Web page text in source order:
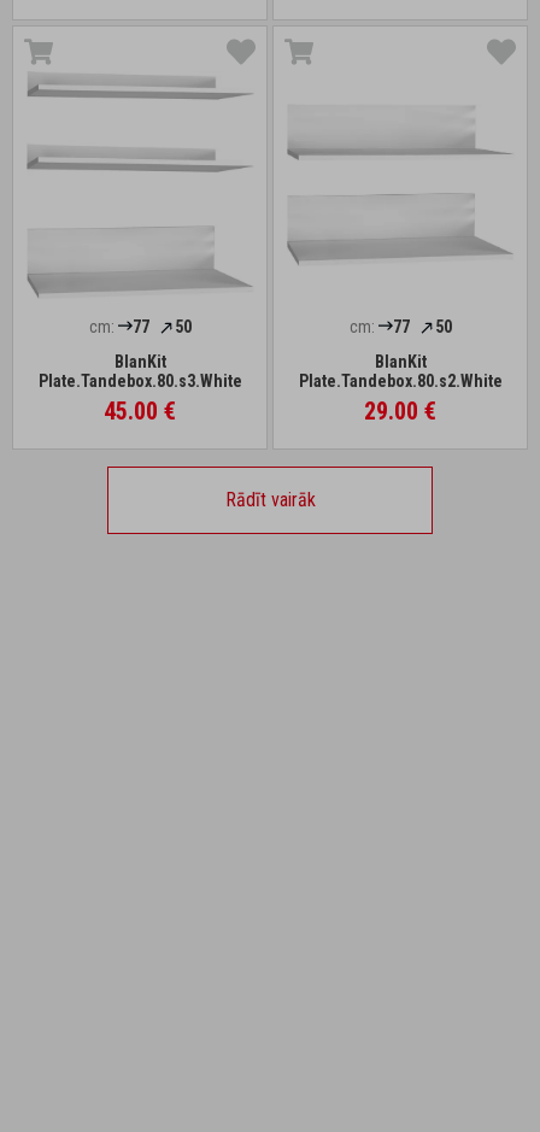
cm: 77
50
BlanKit
Plate.Tandebox.80.s3.White
45.00 €
cm: 77
50
BlanKit
Plate.Tandebox.80.s2.White
29.00 €
Rādīt vairāk